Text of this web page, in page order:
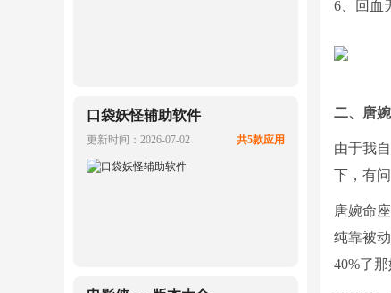
口袋妖怪辅助软件
更新时间：2026-07-02 共5款应用
6、回血
二、唐
由于我
下，有
唐婉命
纯靠被
40%了